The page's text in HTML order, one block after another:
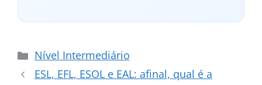
Categorias
Nível Intermediário
ESL, EFL, ESOL e EAL: afinal, qual é a